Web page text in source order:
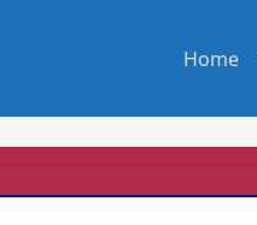
Home